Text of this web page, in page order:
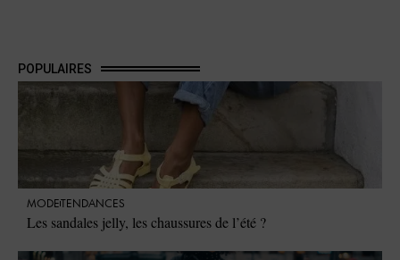
POPULAIRES
MODETENDANCES
Les sandales jelly, les chaussures de l’été ?